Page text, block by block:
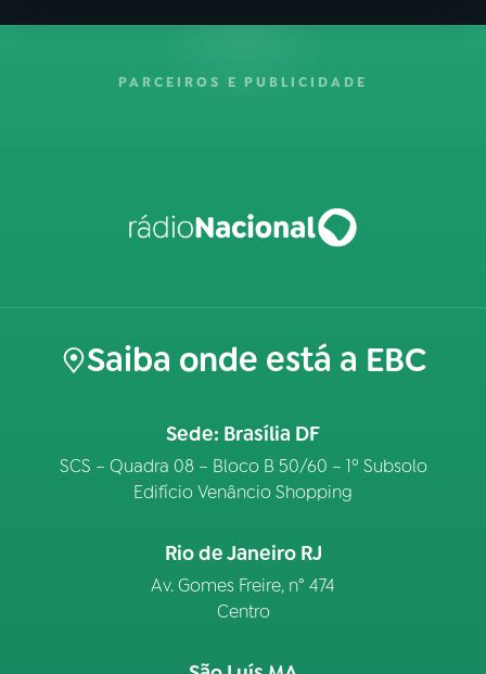
PARCEIROS E PUBLICIDADE
Saiba onde está a EBC
Sede: Brasília DF
SCS – Quadra 08 – Bloco B 50/60 – 1º Subsolo
Edifício Venâncio Shopping
Rio de Janeiro RJ
Av. Gomes Freire, n° 474
Centro